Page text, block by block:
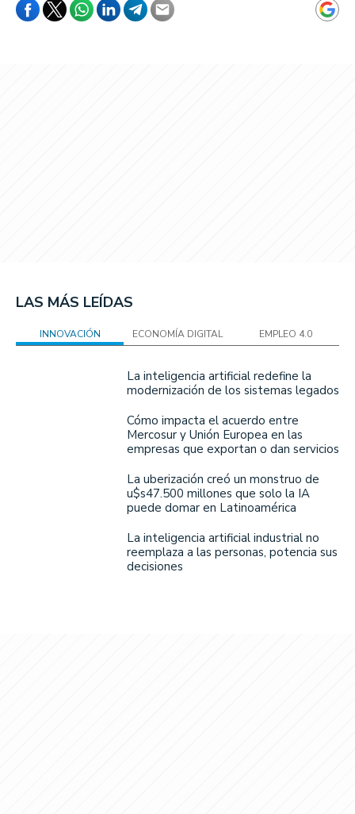
LAS MÁS LEÍDAS
INNOVACIÓN ECONOMÍA DIGITAL EMPLEO 4.0
La inteligencia artificial redefine la
modernización de los sistemas legados
Cómo impacta el acuerdo entre
Mercosur y Unión Europea en las
empresas que exportan o dan servicios
La uberización creó un monstruo de
u$s47.500 millones que solo la IA
puede domar en Latinoamérica
La inteligencia artificial industrial no
reemplaza a las personas, potencia sus
decisiones